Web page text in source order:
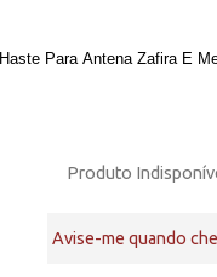
Haste Para Antena Zafira E
Produto
Avise-me quando